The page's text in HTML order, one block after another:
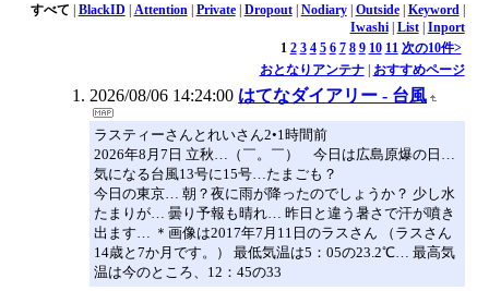
すべて | BlackID | Attention | Private| Dropout| Nodiary| Outside| Keyword |
Iwashi| List| Inport
1 2 3 4 5 6 7 8 9 10 11 次の10件>
おとなりアンテナ| おすすめページ
2026/08/06 14:24:00 はてなダイアリー - 台風
ラスティーさんとれいさん2•1時間前
2026年8月7日 立秋…（￣。￣） 今日は広島原爆の日…
気になる台風13号に15号…たまごも？
今日の東京… 朝？夜に雨が降ったのでしょうか？ 少し水
たまりが… 曇り予報も晴れ… 昨日と違う暑さで汗が噴き
出ます… ＊画像は2017年7月11日のラスさん （ラスさん
14歳と7か月です。） 最低気温は5：05の23.2℃… 最高気
温は今のところ、12：45の33